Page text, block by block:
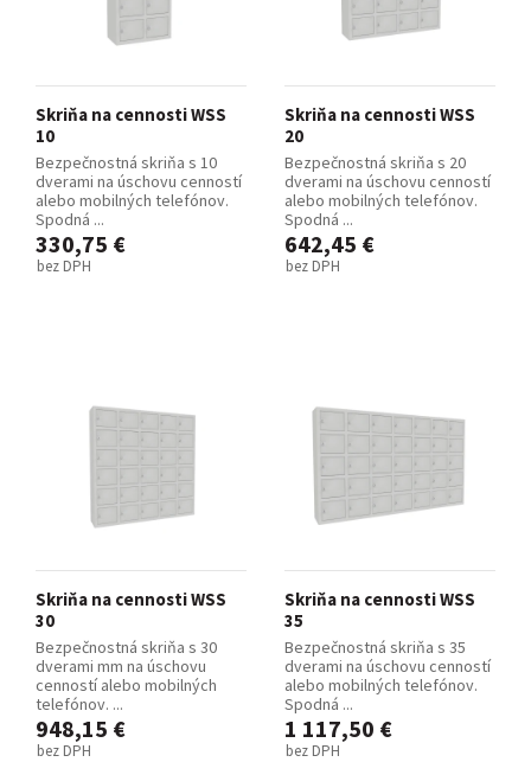
Skriňa na cennosti WSS
10
Bezpečnostná skriňa s 10
dverami na úschovu cenností
alebo mobilných telefónov.
Spodná ...
330,75 €
bez DPH
Skriňa na cennosti WSS
20
Bezpečnostná skriňa s 20
dverami na úschovu cenností
alebo mobilných telefónov.
Spodná ...
642,45 €
bez DPH
Skriňa na cennosti WSS
30
Bezpečnostná skriňa s 30
dverami mm na úschovu
cenností alebo mobilných
telefónov. ...
948,15 €
bez DPH
Skriňa na cennosti WSS
35
Bezpečnostná skriňa s 35
dverami na úschovu cenností
alebo mobilných telefónov.
Spodná ...
1 117,50 €
bez DPH